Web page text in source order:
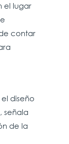
el lugar
contar
diseño
señala
de la